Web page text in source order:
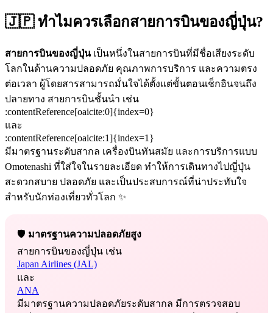
🇯🇵 ทำไมควรเลือกสายการบินของญี่ปุ่น?
สายการบินของญี่ปุ่นเป็นหนึ่งในสายการบินที่มีชื่อเสียงระดับ
โลกในด้านความปลอดภัย คุณภาพการบริการ และความตรง
ต่อเวลา ผู้โดยสารสามารถมั่นใจได้ตั้งแต่ขั้นตอนเช็กอินจนถึง
ปลายทาง สายการบินชั้นนำ เช่น
:contentReference[oaicite:0]{index=0}
และ
:contentReference[oaicite:1]{index=1}
มีมาตรฐานระดับสากล เครื่องบินทันสมัย และการบริการแบบ
Omotenashi ที่ใส่ใจในรายละเอียด ทำให้การเดินทางไปญี่ปุ่น
สะดวกสบาย ปลอดภัย และเป็นประสบการณ์ที่น่าประทับใจ
สำหรับนักท่องเที่ยวทั่วโลก ✨
🛡️ มาตรฐานความปลอดภัยสูง
สายการบินของญี่ปุ่น เช่น
Japan Airlines (JAL)
และ
ANA
มีมาตรฐานความปลอดภัยระดับสากล มีการตรวจสอบ